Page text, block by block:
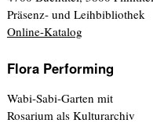
Präsenz- und Leihbibliothek
Online-Katalog
Flora Performing
Wabi-Sabi-Garten mit
Rosarium als Kulturarchiv